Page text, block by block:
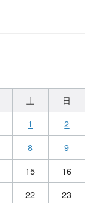
土
日
1
2
8
9
15
16
22
23